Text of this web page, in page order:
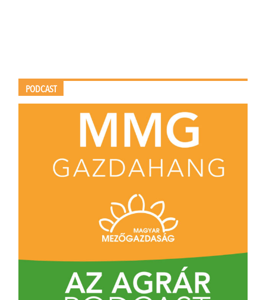
PODCAST